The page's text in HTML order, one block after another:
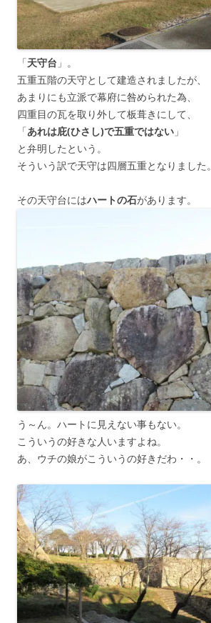
「天守台 」。
五重五階の天守として建造されましたが、
あまりにも立派で幕府に咎められた為、
四重目の瓦を取り外して板葺きにして、
「あれは庇(ひさし)で五重ではない 」
と弁明したという。
そういう訳で天守は四層五重となりました。
その天守台にはハートの石があります。
う～ん。ハートに見えない事もない。
こういうの好きな人いますよね。
あ、ウチの娘がこういうの好きだわ・・。